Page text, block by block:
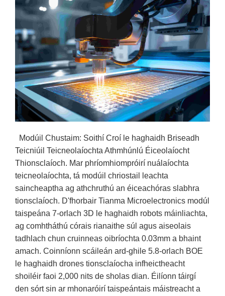
Modúil Chustaim: Soithí Croí le haghaidh Briseadh
Teicniúil Teicneolaíochta Athmhúnlú Éiceolaíocht
Thionsclaíoch. Mar phríomhiompróirí nuálaíochta
teicneolaíochta, tá modúil chriostail leachta
saincheaptha ag athchruthú an éiceachóras slabhra
tionsclaíoch. D'fhorbair Tianma Microelectronics modúl
taispeána 7-orlach 3D le haghaidh robots máinliachta,
ag comhtháthú córais rianaithe súl agus aiseolais
tadhlach chun cruinneas oibríochta 0.03mm a bhaint
amach. Coinníonn scáileán ard-ghile 5.8-orlach BOE
le haghaidh drones tionsclaíocha infheictheacht
shoiléir faoi 2,000 nits de sholas dian. Éilíonn táirgí
den sórt sin ar mhonaróirí taispeántais máistreacht a